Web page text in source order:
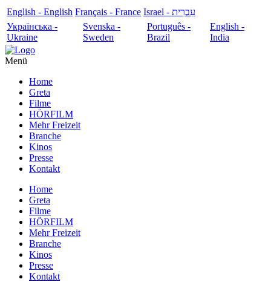
English - English Français - France
עִבְרִית - Israel
Українська -
Ukraine
Svenska -
Sweden
Português -
Brazil
English -
India
Menü
Home
Greta
Filme
HÖRFILM
Mehr Freizeit
Branche
Kinos
Presse
Kontakt
Home
Greta
Filme
HÖRFILM
Mehr Freizeit
Branche
Kinos
Presse
Kontakt